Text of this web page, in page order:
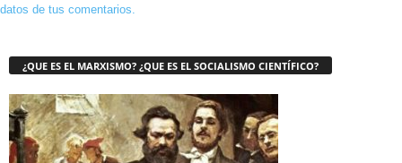
datos de tus comentarios.
¿QUE ES EL MARXISMO? ¿QUE ES EL SOCIALISMO CIENTÍFICO?